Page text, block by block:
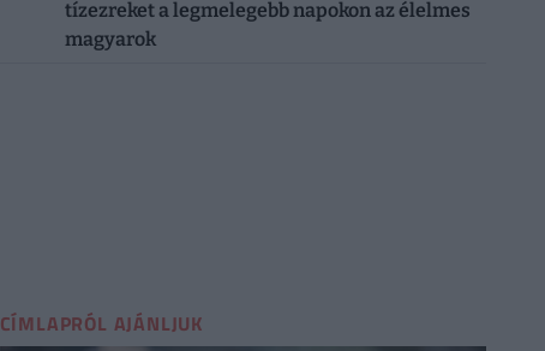
tízezreket a legmelegebb napokon az élelmes
magyarok
CÍMLAPRÓL AJÁNLJUK